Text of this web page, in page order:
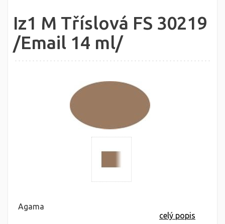
Iz1 M Tříslová FS 30219
/Email 14 ml/
Agama
celý popis